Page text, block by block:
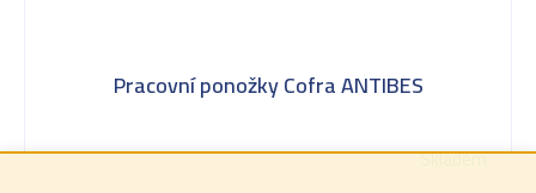
Pracovní ponožky Cofra ANTIBES
Skladem